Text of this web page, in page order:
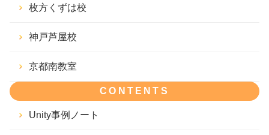
枚方くずは校
神戸芦屋校
京都南教室
CONTENTS
Unity事例ノート